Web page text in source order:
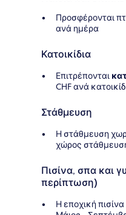
Προσφέρονται
ανά ημέρα
Κατοικίδια
Επιτρέπονται
CHF ανά
Στάθμευση
Η στάθμευση
χώρος
Πισίνα, σπα και
περίπτωση)
Η εποχική